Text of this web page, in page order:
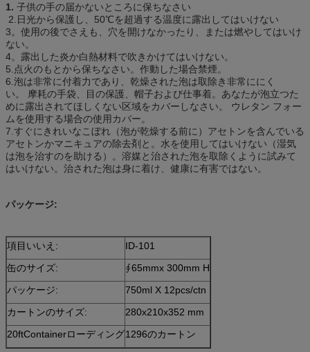
1. 子供の手の届かないところに保ちなさい
2.日光から保護し、50℃を超過する温度に露出してはいけない
3。使用の後でさえも、穴を開けなかったり、または燃やしてはいけ
ない。
4。露出した炎か白熱材料で吹きかけてはいけない。
5.点火のもとから保ちなさい。作動した場合禁煙。
6.泡は非常に付着力であり、乾燥された泡は取除き非常ににく
い。 摩耗の手袋、目の保護、帽子および仕事着。あなたが泡立つた
めに露出されてほしくない区域をカバーしなさい。 ウレタン フォー
ムを使用する場合の使用カバー。
7.すぐにきれいなこぼれ（泡が乾燥する前に）アセトンを含んでいる
アセトンかマニキュアの除去剤と。水を使用してはいけない（湿気
は泡を治すのを助ける）。溶媒と治された泡を取除くように試みて
はいけない。治された泡は身に着け、健康に有害ではない。
パッケージ:
項目いいえ:
ID-101
缶のサイズ:
∮65mmx 300mm H
パッケージ:
750ml X 12pcs/ctn
カートンのサイズ:
280x210x352 mm
20ftContainerローディング1296のカートン